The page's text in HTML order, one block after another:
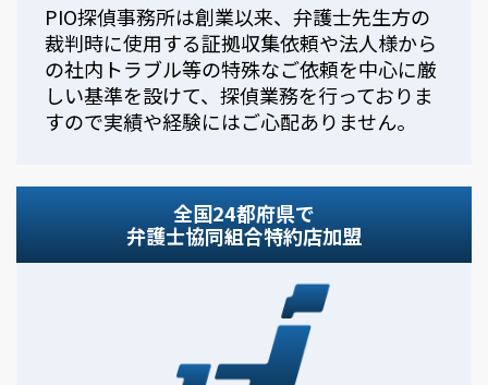
PIO探偵事務所は創業以来、弁護士先生方の
裁判時に使用する証拠収集依頼や法人様から
の社内トラブル等の特殊なご依頼を中心に厳
しい基準を設けて、探偵業務を行っておりま
すので実績や経験にはご心配ありません。
全国24都府県で
弁護士協同組合特約店加盟